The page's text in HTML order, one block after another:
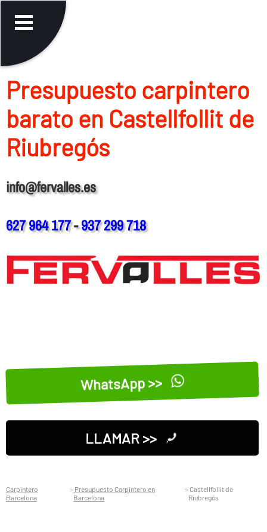
Presupuesto carpintero
barato en Castellfollit de
Riubregós
info@fervalles.es
627 964 177-937 299 718
WhatsApp >>
LLAMAR >>
Carpintero
Barcelona
Presupuesto Carpintero en
Barcelona
Castellfollit de
Riubregós